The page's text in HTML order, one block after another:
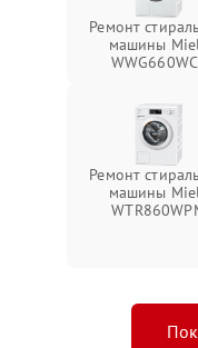
Ремонт
машины
Ремонт
машины